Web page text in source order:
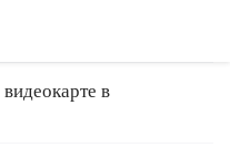
в